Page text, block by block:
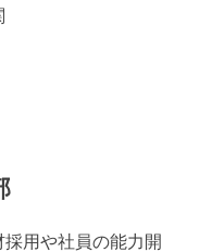
用や社員の能力開